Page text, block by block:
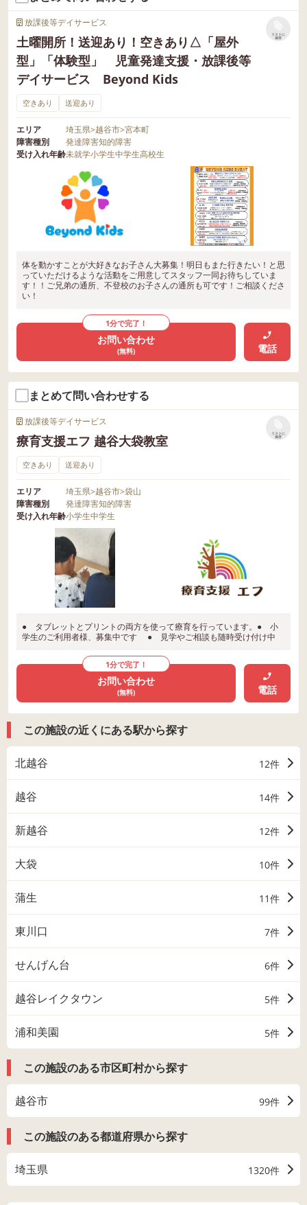
放課後等デイサービス
土曜開所！送迎あり！空きあり△「屋外
型」「体験型」 児童発達支援・放課後等
デイサービス Beyond Kids
リストに
保存
空きあり 送迎あり
エリア 埼玉県>越谷市>宮本町
障害種別
発達障害知的障害
受け入れ年齢未就学小学生中学生高校生
体を動かすことが大好きなお子さん大募集！明日もまた行きたい！と思
っていただけるような活動をご用意してスタッフ一同お待ちしていま
す！！ご兄弟の通所、不登校のお子さんの通所も可です！ご相談くださ
い！
1分で完了！
お問い合わせ
(無料) 電話
まとめて問い合わせする
放課後等デイサービス
療育支援エフ 越谷大袋教室
リストに
保存
空きあり 送迎あり
エリア 埼玉県>越谷市>袋山
障害種別
発達障害知的障害
受け入れ年齢小学生中学生
● タブレットとプリントの両方を使って療育を行っています。● 小
学生のご利用者様、募集中です ● 見学やご相談も随時受け付け中
1分で完了！
お問い合わせ
(無料) 電話
この施設の近くにある駅から探す
北越谷 12件
越谷 14件
新越谷 12件
大袋 10件
蒲生 11件
東川口 7件
せんげん台 6件
越谷レイクタウン 5件
浦和美園 5件
この施設のある市区町村から探す
越谷市 99件
この施設のある都道府県から探す
埼玉県 1320件